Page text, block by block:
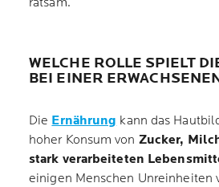
WELCHE ROLLE SPIELT
BEI EINER
Die Ernährung kann das
hoher Konsum von Zucker,
stark verarbeiteten
einigen Menschen Unreinheiten